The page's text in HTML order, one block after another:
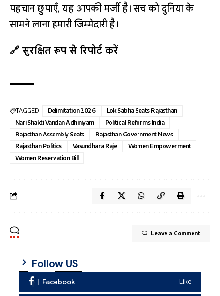
पहचान छुपाएँ, यह आपकी मर्जी है। सच को दुनिया के
सामने लाना हमारी जिम्मेदारी है।
🔗 सुरक्षित रूप से रिपोर्ट करें
TAGGED: Delimitation 2026
Lok Sabha Seats Rajasthan
Nari Shakti Vandan Adhiniyam
Political Reforms India
Rajasthan Assembly Seats
Rajasthan Government News
Rajasthan Politics
Vasundhara Raje
Women Empowerment
Women Reservation Bill
Leave a Comment
Follow US
Facebook Like